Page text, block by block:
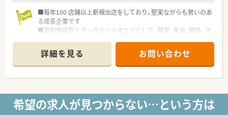
■毎年100 店舗以上新規出店をしており、堅実ながらも勢いのあ
る成長企業です
■調剤併設型ドラッグのパイオニアとして、関東、東海、関西、北
■研修制度は様々なプランがあり、集合研修だけでなく任意で受
講可能な研修も幅広く用意されています
■店舗で活躍する従業員、社外で活躍する従業員、将来経営幹部
となる従業員など、薬剤師として様々な活躍ができるフィールド
■総合薬剤師・調剤薬剤師（土日休み・19時までの勤務）どちらか
の働き方を選択できます
■調剤併設型だけでなく「医療モール・クリニック併設店舗」「敷
詳細を見る お問い合わせ
希望の求人が見つからない…という方は